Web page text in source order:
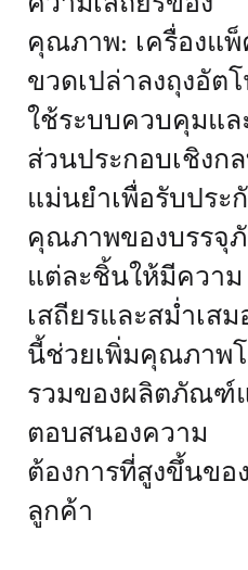
คุณภาพ: เครื่องแ
ขวดเปล่าลงถุงอัต
ใช้ระบบควบคุมแล
ส่วนประกอบเชิงก
แม่นยำเพื่อรับประ
คุณภาพของบรร
แต่ละชิ้นให้มีความ
เสถียรและสม่ำเส
นี้ช่วยเพิ่มคุณภาพ
รวมของผลิตภัณฑ์
ตอบสนองความ
ต้องการที่สูงขึ้นของ
ลูกค้า